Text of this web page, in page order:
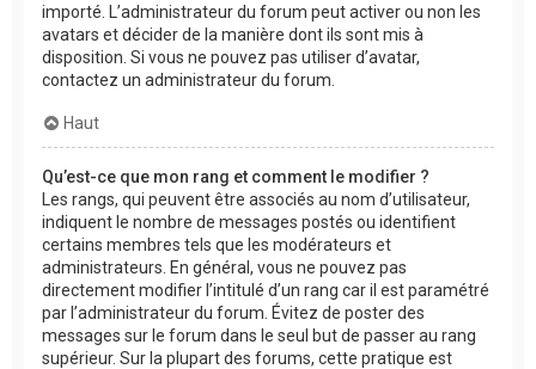
importé. L’administrateur du forum peut activer ou non les
avatars et décider de la manière dont ils sont mis à
disposition. Si vous ne pouvez pas utiliser d’avatar,
contactez un administrateur du forum.
Haut
Qu’est-ce que mon rang et comment le modifier ?
Les rangs, qui peuvent être associés au nom d’utilisateur,
indiquent le nombre de messages postés ou identifient
certains membres tels que les modérateurs et
administrateurs. En général, vous ne pouvez pas
directement modifier l’intitulé d’un rang car il est paramétré
par l’administrateur du forum. Évitez de poster des
messages sur le forum dans le seul but de passer au rang
supérieur. Sur la plupart des forums, cette pratique est